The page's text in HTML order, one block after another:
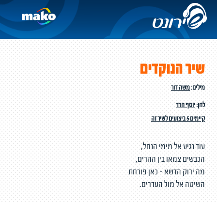
שיר הנוקדים
מילים:משה דור
לחן:יוסף הדר
קיימים 5 ביצועים לשיר זה
עוד נגיע אל מימי הנחל,
הכבשים צמאו בין ההרים,
מה ירוק הדשא - כאן פורחת
השיטה אל מול העדרים.